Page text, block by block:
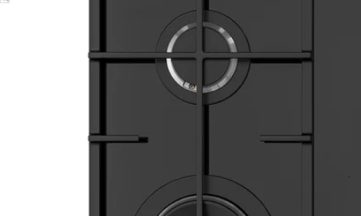
Image zoomed out, normal view